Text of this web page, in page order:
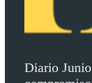
Diario